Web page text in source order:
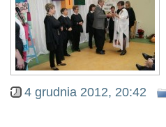
4 grudnia 2012, 20:42